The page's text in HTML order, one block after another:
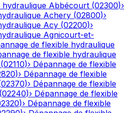
hydraulique Abbécourt (02300)›
Achery (02800)›
Acy (02200)›
Agnicourt-et-
de flexible hydraulique
de flexible hydraulique
(02110)› Dépannage de flexible
)› Dépannage de flexible
02370)› Dépannage de flexible
(02240)› Dépannage de flexible
)› Dépannage de flexible